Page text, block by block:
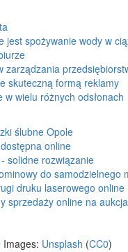
jest spożywanie wody w
zarządzania
skuteczną formą reklamy
w wielu różnych odsłonach
ślubne Opole
online
solidne rozwiązanie
do samodzielnego
druku laserowego online
sprzedaży online na
Images: Unsplash (CC0)